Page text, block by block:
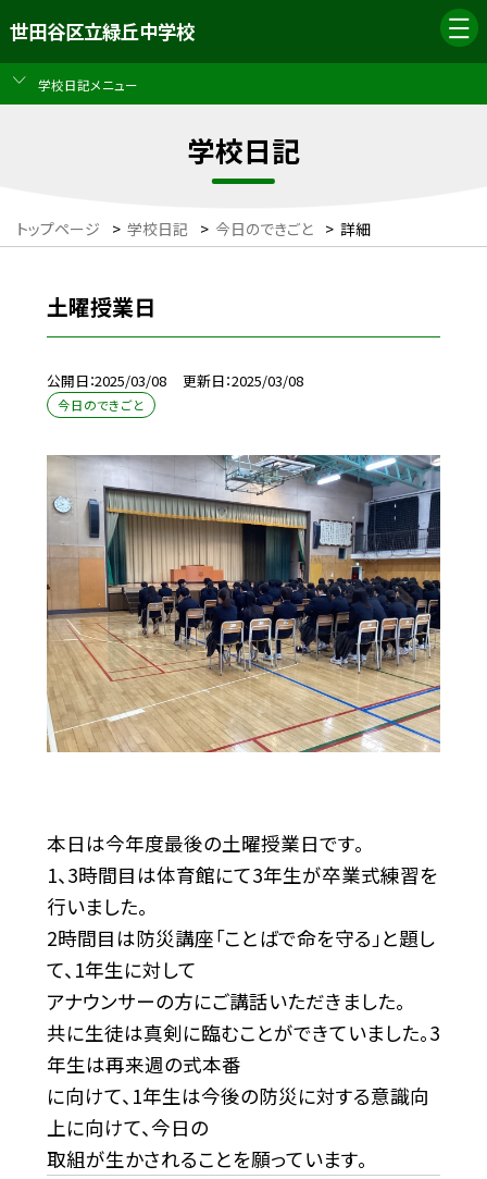
世田谷区立緑丘中学校
学校日記メニュー
学校日記
トップページ > 学校日記 > 今日のできごと > 詳細
土曜授業日
公開日 2025/03/08 更新日 2025/03/08
今日のできごと
本日は今年度最後の土曜授業日です。
1、3時間目は体育館にて3年生が卒業式練習を
行いました。
2時間目は防災講座「ことばで命を守る」と題し
て、1年生に対して
アナウンサーの方にご講話いただきました。
共に生徒は真剣に臨むことができていました。3
年生は再来週の式本番
に向けて、1年生は今後の防災に対する意識向
上に向けて、今日の
取組が生かされることを願っています。